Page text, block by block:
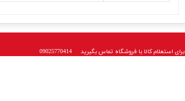
استعلام کالا با فروشگاه تماس بگیرید 09025770414